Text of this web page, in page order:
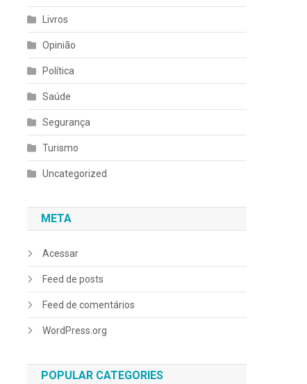
Livros
Opinião
Política
Saúde
Segurança
Turismo
Uncategorized
META
Acessar
Feed de posts
Feed de comentários
WordPress.org
POPULAR CATEGORIES